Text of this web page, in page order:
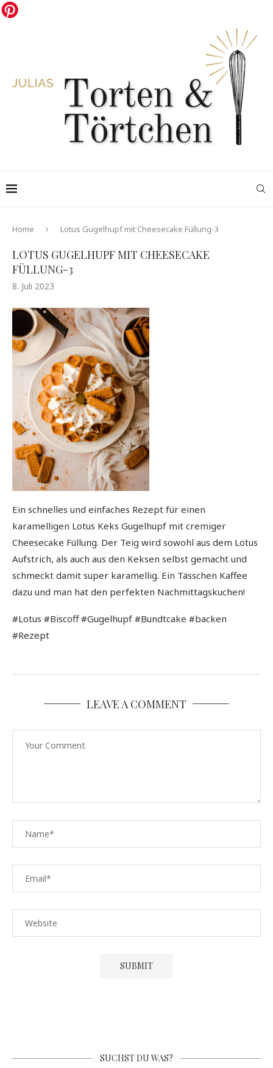
Home Lotus Gugelhupf mit Cheesecake Füllung-3
LOTUS GUGELHUPF MIT CHEESECAKE
FÜLLUNG-3
8. Juli 2023
Ein schnelles und einfaches Rezept für einen
karamelligen Lotus Keks Gugelhupf mit cremiger
Cheesecake Füllung. Der Teig wird sowohl aus dem Lotus
Aufstrich, als auch aus den Keksen selbst gemacht und
schmeckt damit super karamellig. Ein Tässchen Kaffee
dazu und man hat den perfekten Nachmittagskuchen!
#Lotus #Biscoff #Gugelhupf #Bundtcake #backen
#Rezept
LEAVE A COMMENT
SUCHST DU WAS?